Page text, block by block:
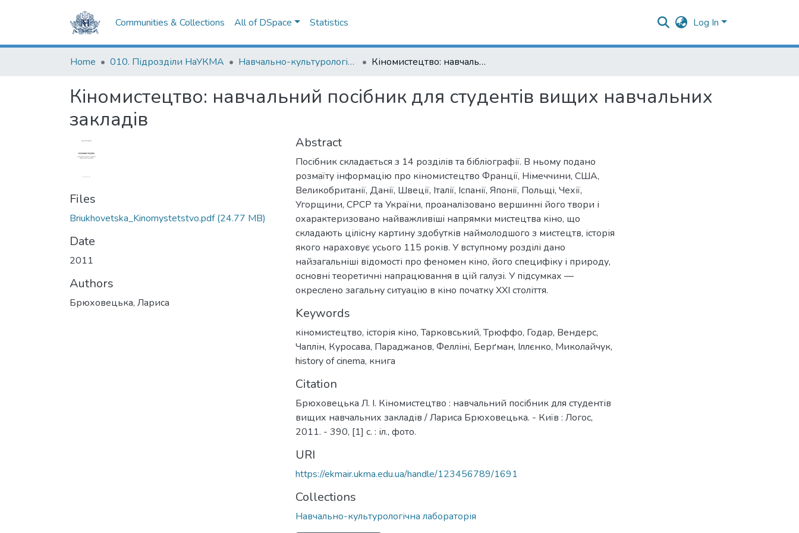
Communities & Collections All of DSpace Statistics Log In
Home 010. Підрозділи НаУКМА Навчально-культурологічна лабораторія Кіномистецтво: навчальний посібник для студентів вищих навчальних закладів
Кіномистецтво: навчальний посібник для студентів вищих навчальних
закладів
Files
Briukhovetska_Kinomystetstvo.pdf(24.77 MB)
Date
2011
Authors
Брюховецька, Лариса
Abstract
Посібник складається з 14 розділів та бібліографії. В ньому подано
розмаїту інформацію про кіномистецтво Франції, Німеччини, США,
Великобританії, Данії, Швеції, Італії, Іспанії, Японії, Польщі, Чехії,
Угорщини, СРСР та України, проаналізовано вершинні його твори і
охарактеризовано найважливіші напрямки мистецтва кіно, що
складають цілісну картину здобутків наймолодшого з мистецтв, історія
якого нараховує усього 115 років. У вступному розділі дано
найзагальніші відомості про феномен кіно, його специфіку і природу,
основні теоретичні напрацювання в цій галузі. У підсумках —
окреслено загальну ситуацію в кіно початку ХХІ століття.
Keywords
кіномистецтво, історія кіно,Тарковський,Трюффо, Годар, Вендерс,
Чаплін, Куросава, Параджанов, Фелліні, Берґман, Іллєнко, Миколайчук,
history of cinema, книга
Citation
Брюховецька Л. І. Кіномистецтво : навчальний посібник для студентів
вищих навчальних закладів / Лариса Брюховецька. - Київ : Логос,
2011. - 390, [1] с. : іл., фото.
URI
https://ekmair.ukma.edu.ua/handle/123456789/1691
Collections
Навчально-культурологічна лабораторія